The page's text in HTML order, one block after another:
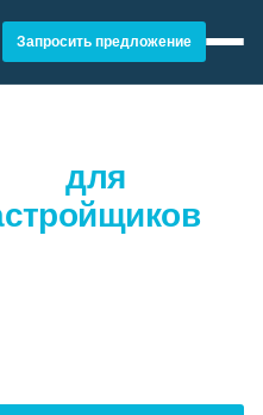
Запросить предложение
для